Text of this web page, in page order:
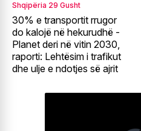
Shqipëria 29 Gusht
30% e transportit rrugor
do kalojë në hekurudhë -
Planet deri në vitin 2030,
raporti: Lehtësim i trafikut
dhe ulje e ndotjes së ajrit